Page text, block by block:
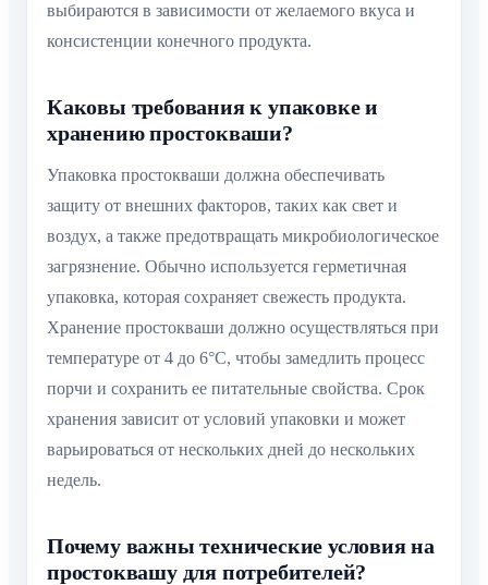
выбираются в зависимости от желаемого вкуса и
консистенции конечного продукта.
Каковы требования к упаковке и
хранению простокваши?
Упаковка простокваши должна обеспечивать
защиту от внешних факторов, таких как свет и
воздух, а также предотвращать микробиологическое
загрязнение. Обычно используется герметичная
упаковка, которая сохраняет свежесть продукта.
Хранение простокваши должно осуществляться при
температуре от 4 до 6°C, чтобы замедлить процесс
порчи и сохранить ее питательные свойства. Срок
хранения зависит от условий упаковки и может
варьироваться от нескольких дней до нескольких
недель.
Почему важны технические условия на
простоквашу для потребителей?